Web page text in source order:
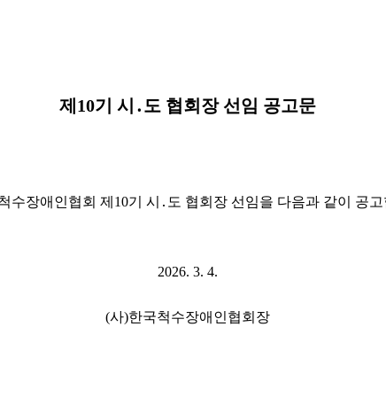
제 10기 시 ․도 협회장 선임 공고문
수장애인협회 제 10기 시 ․ 도 협회장 선임을 다음과 같이 공
2026. 3. 4.
(사)한국척수장애인협회장